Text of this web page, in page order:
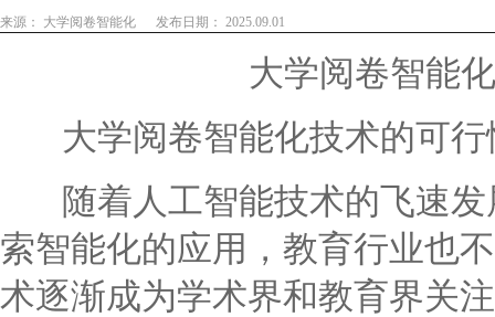
来源： 大学阅卷智能化 发布日期： 2025.09.01
大学阅卷智能
大学阅卷智能化技术的可行
随着人工智能技术的飞速发
索智能化的应用，教育行业也
术逐渐成为学术界和教育界关